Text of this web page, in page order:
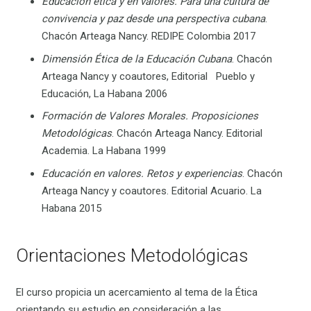
convivencia y paz desde una perspectiva cubana.
Chacón Arteaga Nancy. REDIPE Colombia 2017
Dimensión Ética de la Educación Cubana. Chacón
Arteaga Nancy y coautores, Editorial Pueblo y
Educación, La Habana 2006
Formación de Valores Morales. Proposiciones
Metodológicas. Chacón Arteaga Nancy. Editorial
Academia. La Habana 1999
Educación en valores. Retos y experiencias. Chacón
Arteaga Nancy y coautores. Editorial Acuario. La
Habana 2015
Orientaciones Metodológicas
El curso propicia un acercamiento al tema de la Ética